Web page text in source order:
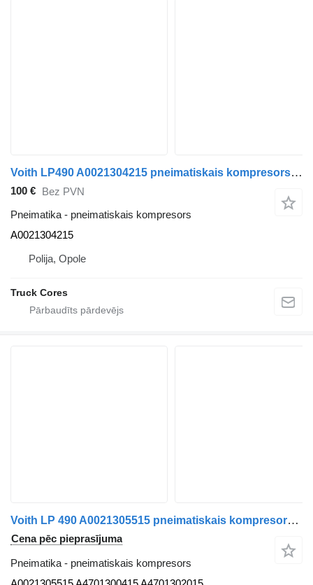
Voith LP490 A0021304215 pneimatiskais kompresors paredzēts Mercedes-Benz Actros MP4 kravas automašīnas
100 € Bez PVN
Pneimatika - pneimatiskais kompresors
A0021304215
Polija, Opole
Truck Cores
Voith LP 490 A0021305515 pneimatiskais kompresors paredzēts Mercedes-Benz ACTROS MP4 kravas automašīnas
Cena pēc pieprasījuma
Pneimatika - pneimatiskais kompresors